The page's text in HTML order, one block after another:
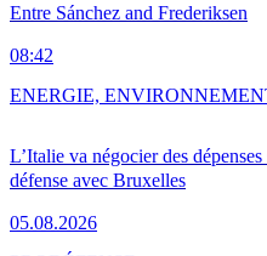
Entre Sánchez and Frederiksen
08:42
L’Italie va négocier des
défense avec Bruxelles
05.08.2026
ENERGIE,